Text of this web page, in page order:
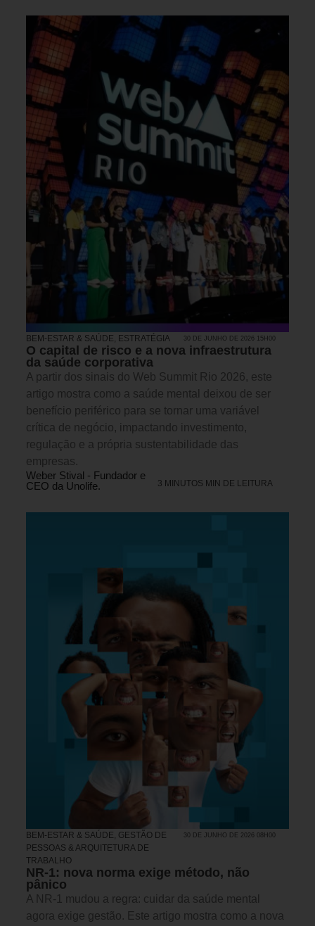
BEM-ESTAR & SAÚDE, ESTRATÉGIA 30 DE JUNHO DE 2026 15H00
O capital de risco e a nova infraestrutura
da saúde corporativa
A partir dos sinais do Web Summit Rio 2026, este
artigo mostra como a saúde mental deixou de ser
benefício periférico para se tornar uma variável
crítica de negócio, impactando investimento,
regulação e a própria sustentabilidade das
empresas.
Weber Stival - Fundador e
CEO da Unolife.
3 MINUTOS MIN DE LEITURA
BEM-ESTAR & SAÚDE, GESTÃO DE
PESSOAS & ARQUITETURA DE
TRABALHO
30 DE JUNHO DE 2026 08H00
NR-1: nova norma exige método, não
pânico
A NR-1 mudou a regra: cuidar da saúde mental
agora exige gestão. Este artigo mostra como a nova